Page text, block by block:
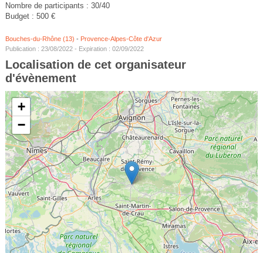
Nombre de participants : 30/40
Budget : 500 €
Bouches-du-Rhône (13) - Provence-Alpes-Côte d'Azur
Publication : 23/08/2022 - Expiration : 02/09/2022
Localisation de cet organisateur
d'évènement
+
−